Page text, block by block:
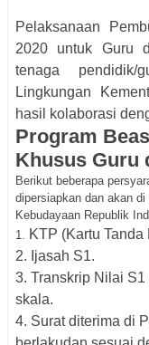
Pelaksanaan
2020 untuk Guru
tenaga
Lingkungan
hasil kolaborasi
Program
Khusus Guru
Berikut beberapa
dipersiapkan dan akan
Kebudayaan Republik
1. KTP (Kartu
2. Ijasah S1.
3. Transkrip Nilai
skala.
4. Surat diterima di